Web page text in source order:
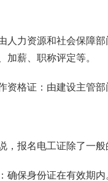
人力资源和社会保障
加薪、职称评定等。
资格证：由建设主管
，报名电工证除了一
确保身份证在有效期内